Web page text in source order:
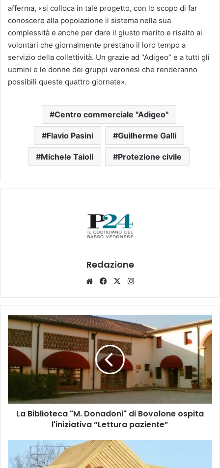
afferma, «si colloca in tale progetto, con lo scopo di far
conoscere alla popolazione il sistema nella sua
complessità e anche per dare il giusto merito e risalto ai
volontari che giornalmente prestano il loro tempo a
servizio della collettività. Un grazie ad “Adigeo” e a tutti gli
uomini e le donne dei gruppi veronesi che renderanno
possibili queste quattro giornate».
Centro commerciale "Adigeo"
Flavio Pasini Guilherme Galli
Michele Taioli Protezione civile
Redazione
WebsiteFacebook
X
La
Biblioteca
"M.
Donadoni"
Bovolone
l'iniziativa
“Lettura
paziente”
La Biblioteca "M. Donadoni" di Bovolone ospita
l'iniziativa “Lettura paziente”
Superbonus,
stop